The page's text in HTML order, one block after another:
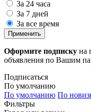
За 24 часа
За 7 дней
За все время
Применить
Оформите подписку на
объявления по Вашим
Подписаться
По умолчанию
По умолчанию По
Фильтры